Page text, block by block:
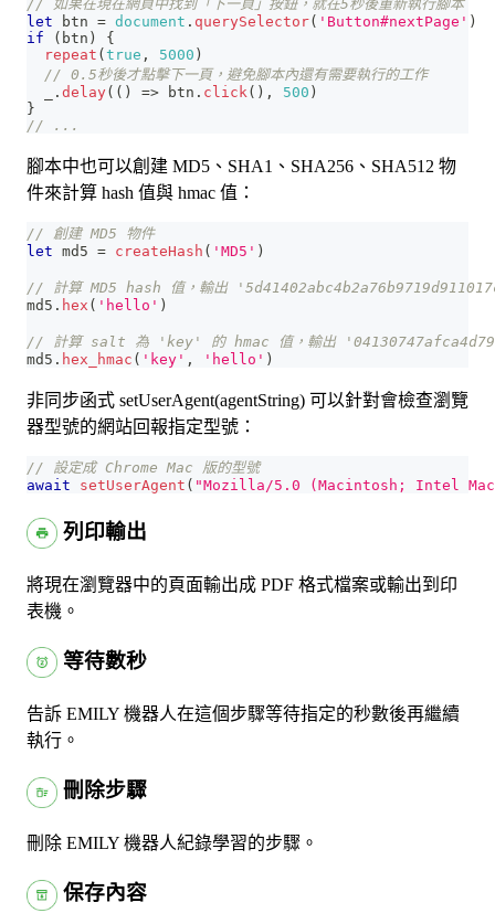
// 如果在現在網頁中找到「下一頁」按鈕，就在5秒後重新執行腳本
let btn = document . querySelector( 'Button#nextPage' )
if
( btn )
{
repeat ( true , 5000 )
// 0.5秒後才點擊下一頁，避免腳本內還有需要執行的工作
. delay( ( ) => btn . click ( ) , 500 )
}
// ...
腳本中也可以創建 MD5、SHA1、SHA256、SHA512 物
件來計算 hash 值與 hmac 值：
// 創建 MD5 物件
let md5 = createHash ( 'MD5' )
// 計算 MD5 hash 值，輸出
md5 . hex ( 'hello' )
// 計算 salt 為 'key' 的 hmac 值，輸出
md5 . hex_hmac ( 'key' , 'hello' )
非同步函式 setUserAgent(agentString) 可以針對會檢查瀏覽
器型號的網站回報指定型號：
// 設定成 Chrome Mac 版的型號
await
setUserAgent ( "Mozilla/5.0 (Macintosh; Intel Mac
列印輸出
將現在瀏覽器中的頁面輸出成 PDF 格式檔案或輸出到印
表機。
等待數秒
告訴 EMILY 機器人在這個步驟等待指定的秒數後再繼續
執行。
刪除步驟
刪除 EMILY 機器人紀錄學習的步驟。
保存內容